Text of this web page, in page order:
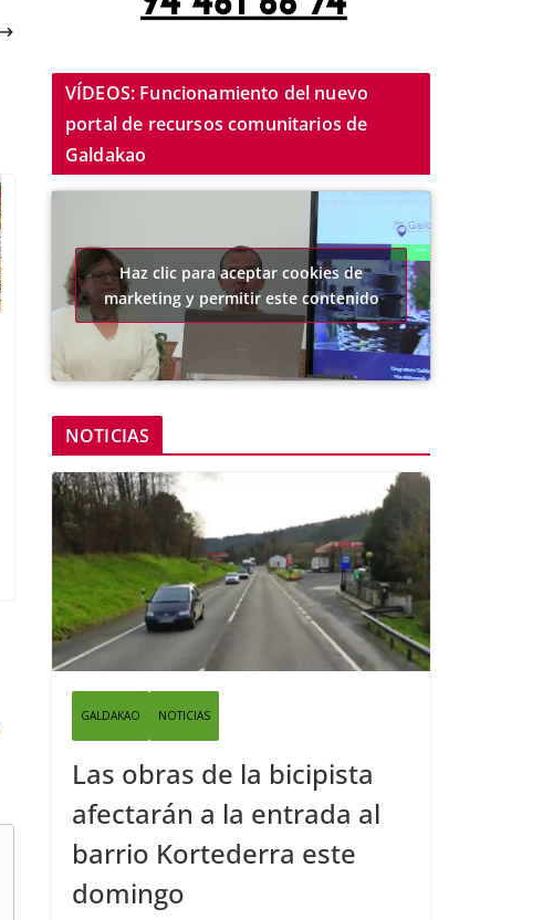
VÍDEOS: Funcionamiento del nuevo
portal de recursos comunitarios de
Galdakao
Haz clic para aceptar cookies de
marketing y permitir este contenido
NOTICIAS
GALDAKAO NOTICIAS
Las obras de la bicipista
afectarán a la entrada al
barrio Kortederra este
domingo